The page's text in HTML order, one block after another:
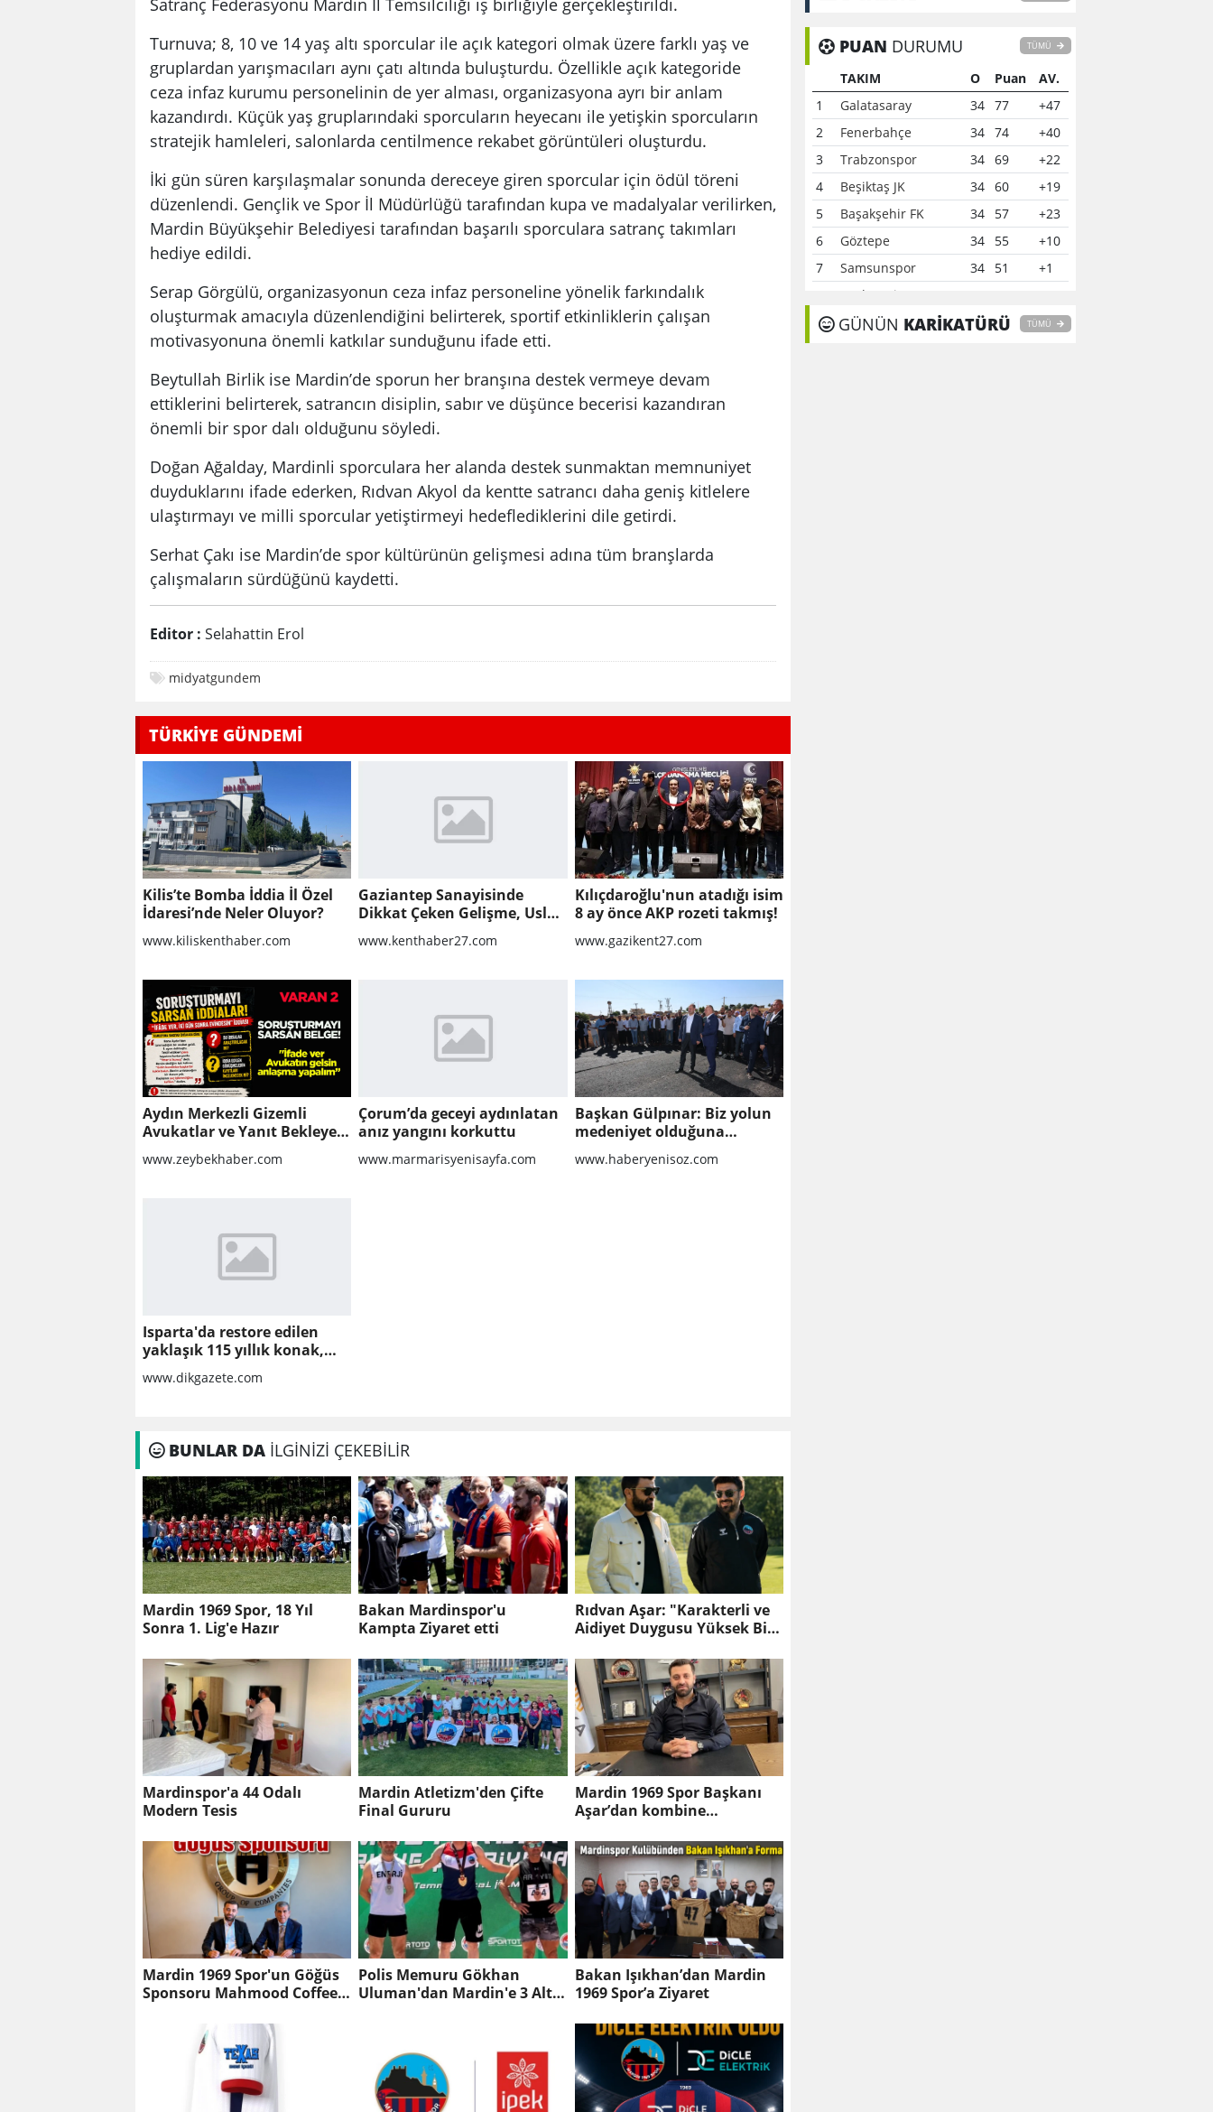
Turnuva; 8, 10 ve 14 yaş altı sporcular ile açık kategori olmak üzere farklı yaş ve
gruplardan yarışmacıları aynı çatı altında buluşturdu. Özellikle açık kategoride
ceza infaz kurumu personelinin de yer alması, organizasyona ayrı bir anlam
kazandırdı. Küçük yaş gruplarındaki sporcuların heyecanı ile yetişkin sporcuların
stratejik hamleleri, salonlarda centilmence rekabet görüntüleri oluşturdu.
İki gün süren karşılaşmalar sonunda dereceye giren sporcular için ödül töreni
düzenlendi. Gençlik ve Spor İl Müdürlüğü tarafından kupa ve madalyalar verilirken,
Mardin Büyükşehir Belediyesi tarafından başarılı sporculara satranç takımları
hediye edildi.
Serap Görgülü, organizasyonun ceza infaz personeline yönelik farkındalık
oluşturmak amacıyla düzenlendiğini belirterek, sportif etkinliklerin çalışan
motivasyonuna önemli katkılar sunduğunu ifade etti.
Beytullah Birlik ise Mardin’de sporun her branşına destek vermeye devam
ettiklerini belirterek, satrancın disiplin, sabır ve düşünce becerisi kazandıran
önemli bir spor dalı olduğunu söyledi.
Doğan Ağalday, Mardinli sporculara her alanda destek sunmaktan memnuniyet
duyduklarını ifade ederken, Rıdvan Akyol da kentte satrancı daha geniş kitlelere
ulaştırmayı ve milli sporcular yetiştirmeyi hedeflediklerini dile getirdi.
Serhat Çakı ise Mardin’de spor kültürünün gelişmesi adına tüm branşlarda
çalışmaların sürdüğünü kaydetti.
Editor : Selahattin Erol
midyatgundem
TÜRKİYE GÜNDEMİ
Kilis’te Bomba İddia İl Özel
İdaresi’nde Neler Oluyor?
www.kiliskenthaber.com
Gaziantep Sanayisinde
Dikkat Çeken Gelişme, Uslu
Group Finansal Yeniden
Yapılandırma Sürecine Girdi
www.kenthaber27.com
Kılıçdaroğlu'nun atadığı isim
8 ay önce AKP rozeti takmış!
www.gazikent27.com
Aydın Merkezli Gizemli
Avukatlar ve Yanıt Bekleyen
www.zeybekhaber.com
Çorum’da geceyi aydınlatan
anız yangını korkuttu
www.marmarisyenisayfa.com
Başkan Gülpınar: Biz yolun
medeniyet olduğuna
inanıyoruz
www.haberyenisoz.com
Isparta'da restore edilen
yaklaşık 115 yıllık konak,
tarihi atmosferiyle
misafirlerini ağırlıyo
www.dikgazete.com
BUNLAR DA İLGİNİZİ ÇEKEBİLİR
Mardin 1969 Spor, 18 Yıl
Sonra 1. Lig'e Hazır
Bakan Mardinspor'u
Kampta Ziyaret etti
Rıdvan Aşar: "Karakterli ve
Aidiyet Duygusu Yüksek Bir
Mardinspor'a 44 Odalı
Modern Tesis
Mardin Atletizm'den Çifte
Final Gururu
Mardin 1969 Spor Başkanı
Aşar’dan kombine
Mardin’indir”
Mardin 1969 Spor'un Göğüs
Sponsoru Mahmood Coffee
Polis Memuru Gökhan
Uluman'dan Mardin'e 3 Altın
Bakan Işıkhan’dan Mardin
1969 Spor’a Ziyaret
PUAN DURUMU TÜMÜ
TAKIM O Puan
AV.
1
Galatasaray 34 77
+47
2
Fenerbahçe 34 74
+40
3
Trabzonspor 34 69
+22
4
Beşiktaş JK 34 60
+19
5
Başakşehir FK 34 57
+23
6
Göztepe 34 55
+10
7
Samsunspor 34 51
+1
Çaykur Rizespor
9
Konyaspor 34 40
-7
GÜNÜN KARİKATÜRÜ TÜMÜ